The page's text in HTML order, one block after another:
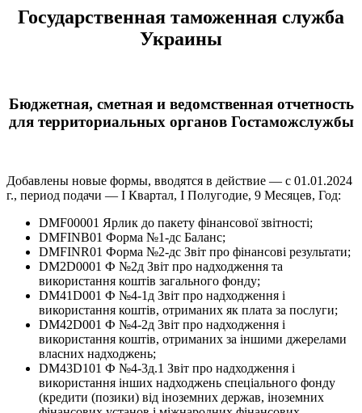
Государственная таможенная служба
Украины
Бюджетная, сметная и ведомственная отчетность
для территориальных органов Гостаможслужбы
Добавлены новые формы, вводятся в действие — с 01.01.2024
г., период подачи — I Квартал, I Полугодие, 9 Месяцев, Год:
DMF00001 Ярлик до пакету фінансової звітності;
DMFINB01 Форма №1-дс Баланс;
DMFINR01 Форма №2-дс Звіт про фінансові результати;
DM2D0001 Ф №2д Звіт про надходження та
використання коштів загального фонду;
DM41D001 Ф №4-1д Звіт про надходження і
використання коштів, отриманих як плата за послуги;
DM42D001 Ф №4-2д Звіт про надходження і
використання коштів, отриманих за іншими джерелами
власних надходжень;
DM43D101 Ф №4-3д.1 Звіт про надходження і
використання інших надходжень спеціального фонду
(кредити (позики) від іноземних держав, іноземних